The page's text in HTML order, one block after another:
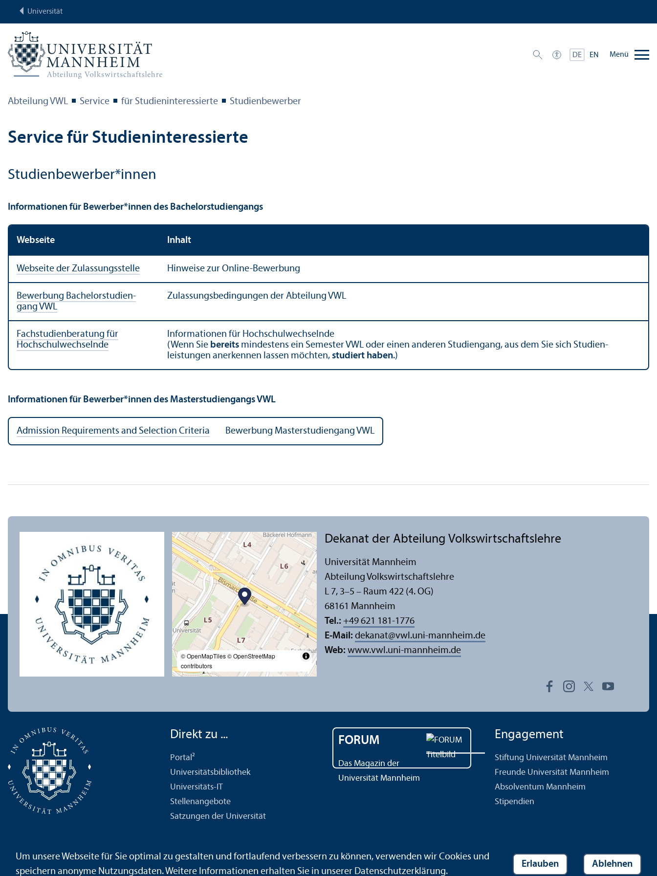
Universität
DE EN Menü
Abteilung VWL Service für Studien­interessierte Studien­bewerber
Service für Studien­interessierte
Studien­bewerber*innen
Informationen für Bewerber*innen des Bachelor­studien­gangs
Webseite Inhalt
Webseite der Zulassungs­stelle Hinweise zur Online-Bewerbung
Bewerbung Bachelor­studien­
gang VWL
Zulassungs­bedingungen der Abteilung VWL
Fach­studien­beratung für
Hochschul­wechselnde
Informationen für Hochschul­wechselnde
(Wenn Sie bereits mindestens ein Semester VWL oder einen anderen Studien­gang, aus dem Sie sich Studien­
leistungen anerkennen lassen möchten, studiert haben.)
Informationen für Bewerber*innen des Master­studien­gangs VWL
Admission Requirements and Selection Criteria Bewerbung Master­studien­gang VWL
© OpenMapTiles© OpenStreetMap
contributors
Dekanat der Abteilung Volkswirtschafts­lehre
Universität Mannheim
Abteilung Volkswirtschafts­lehre
L 7, 3–5 – Raum 422 (4. OG)
68161 Mannheim
Tel.: +49 621 181-1776
E-Mail: dekanat@vwl.uni-mannheim.de
Web: www.vwl.uni-mannheim.de
Direkt zu ...
Portal²
Universitäts­bibliothek
Universitäts-IT
Stellenangebote
Satzungen der Universität
FORUM
Das Magazin der
Universität Mannheim
Engagement
Stiftung Universität Mannheim
Freunde Universität Mannheim
Absolventum Mannheim
Stipendien
Impressum Datenschutz­erklärung Sitemap
Um unsere Webseite für Sie optimal zu gestalten und fortlaufend verbessern zu können, verwenden wir Cookies und
speichern anonyme Nutzungs­daten. Weitere Informationen erhalten Sie in unserer Datenschutz­erklärung.
Erlauben Ablehnen